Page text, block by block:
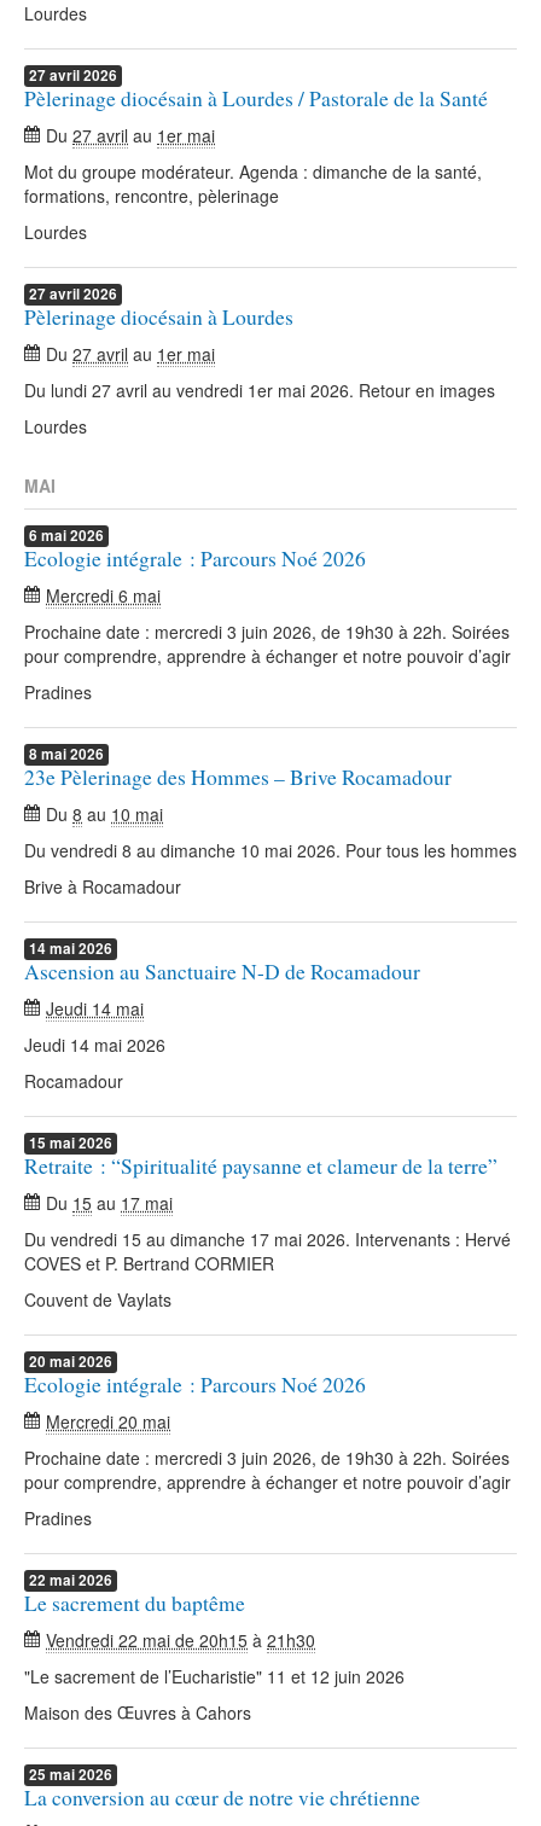
Lourdes
27avril2026
Pèlerinage diocésain à Lourdes / Pastorale de la Santé
Du 27 avril au 1er mai
Mot du groupe modérateur. Agenda : dimanche de la santé,
formations, rencontre, pèlerinage
Lourdes
27avril2026
Pèlerinage diocésain à Lourdes
Du 27 avril au 1er mai
Du lundi 27 avril au vendredi 1er mai 2026. Retour en images
Lourdes
MAI
6 mai2026
Ecologie intégrale : Parcours Noé 2026
Mercredi 6 mai
Prochaine date : mercredi 3 juin 2026, de 19h30 à 22h. Soirées
pour comprendre, apprendre à échanger et notre pouvoir d’agir
Pradines
8mai2026
23e Pèlerinage des Hommes – Brive Rocamadour
Du 8 au 10 mai
Du vendredi 8 au dimanche 10 mai 2026. Pour tous les hommes
Brive à Rocamadour
14mai2026
Ascension au Sanctuaire N-D de Rocamadour
Jeudi 14 mai
Jeudi 14 mai 2026
Rocamadour
15 mai2026
Retraite : “Spiritualité paysanne et clameur de la terre”
Du 15 au 17 mai
Du vendredi 15 au dimanche 17 mai 2026. Intervenants : Hervé
COVES et P. Bertrand CORMIER
Couvent de Vaylats
20 mai2026
Ecologie intégrale : Parcours Noé 2026
Mercredi 20 mai
Prochaine date : mercredi 3 juin 2026, de 19h30 à 22h. Soirées
pour comprendre, apprendre à échanger et notre pouvoir d’agir
Pradines
22 mai2026
Le sacrement du baptême
Vendredi 22 mai de 20h15 à 21h30
"Le sacrement de l’Eucharistie" 11 et 12 juin 2026
Maison des Œuvres à Cahors
25 mai2026
La conversion au cœur de notre vie chrétienne